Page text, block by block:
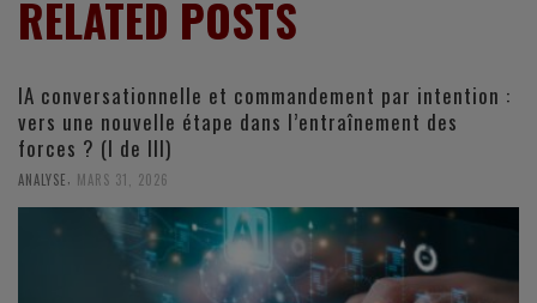
RELATED POSTS
IA conversationnelle et commandement par intention :
vers une nouvelle étape dans l’entraînement des
forces ? (I de III)
ANALYSE, MARS 31, 2026